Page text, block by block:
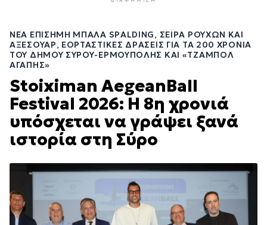
ΝΈΑ ΕΠΊΣΗΜΗ ΜΠΆΛΑ SPALDING, ΣΕΙΡΆ ΡΟΎΧΩΝ ΚΑΙ
ΑΞΕΣΟΥΆΡ, ΕΟΡΤΑΣΤΙΚΈΣ ΔΡΆΣΕΙΣ ΓΙΑ ΤΑ 200 ΧΡΌΝΙΑ
ΤΟΥ ΔΉΜΟΥ ΣΎΡΟΥ-ΕΡΜΟΎΠΟΛΗΣ ΚΑΙ «ΤΖΆΜΠΟΛ
ΑΓΆΠΗΣ»
Stoiximan AegeanBall
Festival 2026: Η 8η χρονιά
υπόσχεται να γράψει ξανά
ιστορία στη Σύρο